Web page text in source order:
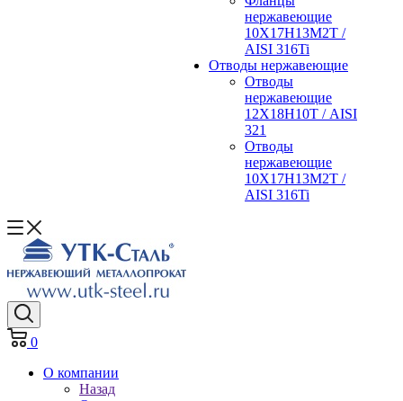
нержавеющие
10Х17Н13М2Т /
AISI 316Ti
Отводы нержавеющие
Отводы
нержавеющие
12Х18Н10Т / AISI
321
Отводы
нержавеющие
10Х17Н13М2Т /
AISI 316Ti
0
О компании
Назад